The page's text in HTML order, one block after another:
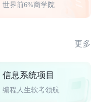
世界前6%商学院
更多
信息系统项目
编程人生软考领航